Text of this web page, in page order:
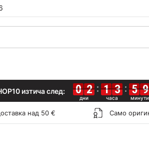
изтича след: 0
0
0
0 2
2
2
2 1
1
1
1 3
3
3
3 5
5
5
5 9
9
9
9
над 50 € Само